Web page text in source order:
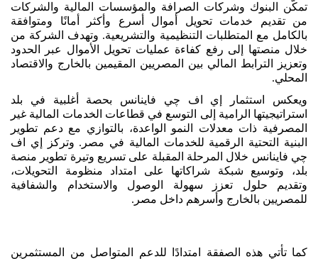
تمكّن البنوك وشركات الصرافة والمؤسسات المالية والشركات
من تقديم خدمات تحويل أموال أسرع وأكثر أمانًا ومتوافقة
بالكامل مع المتطلبات التنظيمية والتشريعية. وتهدف الشركة من
خلال منصتها إلى رفع كفاءة عمليات تحويل الأموال عبر الحدود
وتعزيز الترابط المالي بين المصريين المقيمين بالخارج والاقتصاد
المحلي.
ويعكس استثمار إي اف چي فاينانس بحصة أغلبية في بلد
استراتيجيتها الرامية إلى التوسع في قطاعات الخدمات المالية غير
المصرفية ذات معدلات النمو الواعدة، بالتوازي مع دعم تطوير
البنية التحتية الرقمية للخدمات المالية في مصر. وتركز إي اف
چي فاينانس خلال المرحلة المقبلة على تسريع وتيرة تطوير منصة
بلد، وتوسيع شبكة شراكاتها على امتداد منظومة التحويلات،
وتقديم حلول تعزز سهولة الوصول والاستخدام والشفافية
للمصريين بالخارج وأسرهم داخل مصر.
كما تأتي هذه الصفقة امتدادًا للدعم المتواصل من المستثمرين